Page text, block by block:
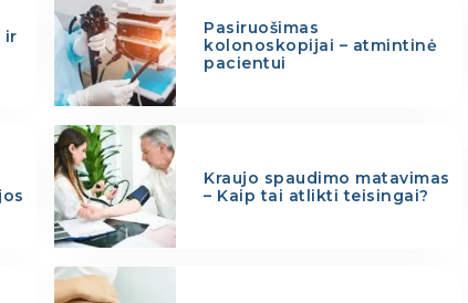
ir
Pasiruošimas
kolonoskopijai – atmintinė
pacientui
Kraujo spaudimo matavimas
– Kaip tai atlikti teisingai?